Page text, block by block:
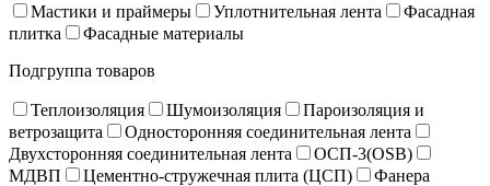
Мастики и праймеры
Уплотнительная лента
Фасадная
плитка
Фасадные материалы
Подгруппа товаров
Теплоизоляция Шумоизоляция
Пароизоляция и
ветрозащита
Односторонняя соединительная лента
Двухсторонняя соединительная лента
ОСП-3(OSB)
МДВП
Цементно-стружечная плита (ЦСП)
Фанера